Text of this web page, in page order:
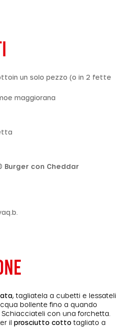
un solo pezzo (o in 2 fette
maggiorana
con Cheddar
, tagliatela a cubetti e lessateli
bollente fino a quando
con una forchetta.
il prosciutto cotto tagliato a